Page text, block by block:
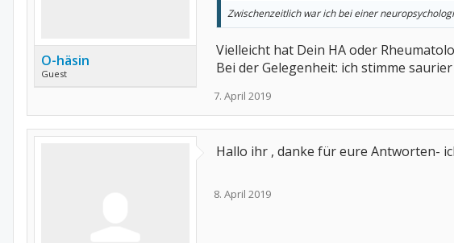
O-häsin
Guest
Zwischenzeitlich war ich bei einer
Vielleicht hat Dein HA oder
Bei der Gelegenheit: ich stimme
7. April 2019
Hallo ihr , danke für eure Antworten-
8. April 2019